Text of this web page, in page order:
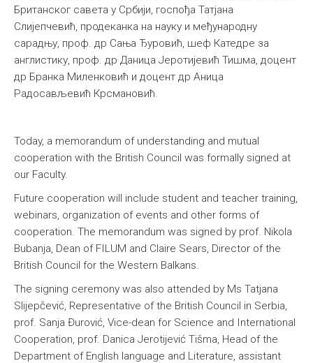
Британског савета у Србији, госпођа Татјана
Слијепчевић, продеканка на науку и међународну
сарадњу, проф. др Сања Ђуровић, шеф Катедре за
англистику, проф. др Даница Јеротијевић Тишма, доцент
др Бранка Миленковић и доцент др Аница
Радосављевић Крсмановић.
Today, a memorandum of understanding and mutual
cooperation with the British Council was formally signed at
our Faculty.
Future cooperation will include student and teacher training,
webinars, organization of events and other forms of
cooperation. The memorandum was signed by prof. Nikola
Bubanja, Dean of FILUM and Claire Sears, Director of the
British Council for the Western Balkans.
The signing ceremony was also attended by Ms Tatjana
Slijepčević, Representative of the British Council in Serbia,
prof. Sanja Đurović, Vice-dean for Science and International
Cooperation, prof. Danica Jerotijević Tišma, Head of the
Department of English language and Literature, assistant